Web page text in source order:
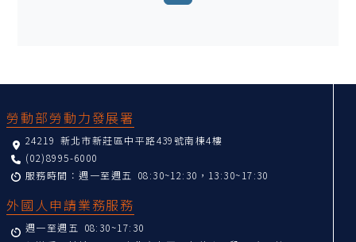
勞動部勞動力發展署
24219 新北市新莊區中平路439號南棟4樓
(02)8995-6000
服務時間：週一至週五 08:30~12:30，13:30~17:30
外國人申請業務服務
週一至週五 08:30~17:30